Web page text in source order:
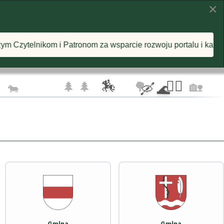
🦅 🦅 ☁️
🐄 🌲 🌲 🌳 🏡
🚴‍♂️🛶 🌊
×
rozwoju portalu i każdą postawioną wirtualną kawę!